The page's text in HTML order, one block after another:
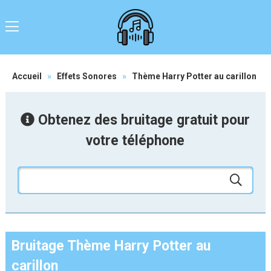
Accueil » Effets Sonores » Thème Harry Potter au carillon
Obtenez des bruitage gratuit pour
votre téléphone
Bruitage Thème Harry Potter au
carillon